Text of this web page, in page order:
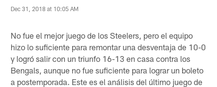
Dec 31, 2018 at 10:05 AM
No fue el mejor juego de los Steelers, pero el equipo
hizo lo suficiente para remontar una desventaja de 10-0
y logró salir con un triunfo 16-13 en casa contra los
Bengals, aunque no fue suficiente para lograr un boleto
a postemporada. Este es el análisis del último juego de